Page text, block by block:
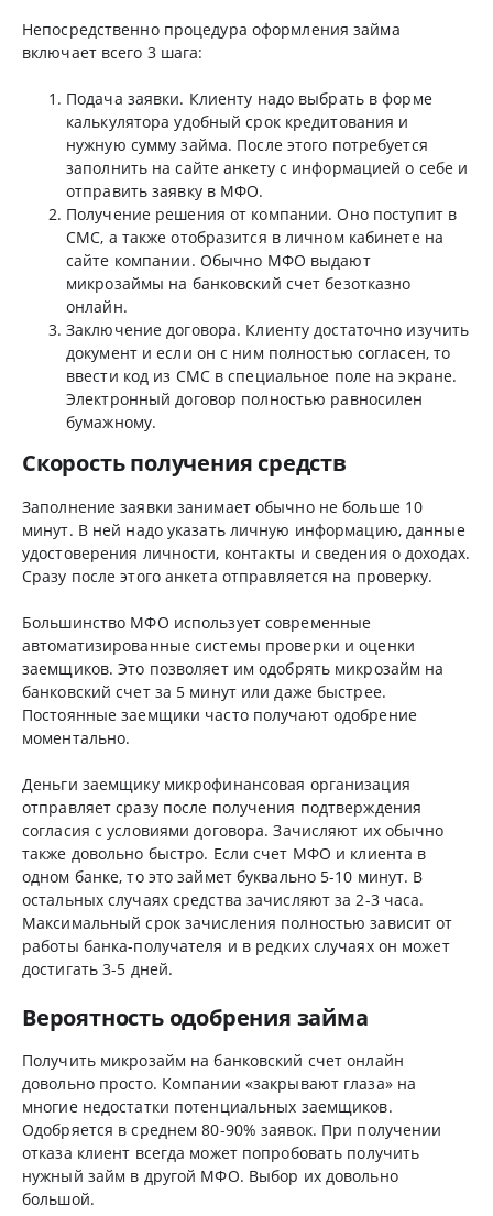
Непосредственно процедура оформления займа
включает всего 3 шага:
Подача заявки. Клиенту надо выбрать в форме
калькулятора удобный срок кредитования и
нужную сумму займа. После этого потребуется
заполнить на сайте анкету с информацией о себе и
отправить заявку в МФО.
Получение решения от компании. Оно поступит в
СМС, а также отобразится в личном кабинете на
сайте компании. Обычно МФО выдают
микрозаймы на банковский счет безотказно
онлайн.
Заключение договора. Клиенту достаточно изучить
документ и если он с ним полностью согласен, то
ввести код из СМС в специальное поле на экране.
Электронный договор полностью равносилен
бумажному.
Скорость получения средств
Заполнение заявки занимает обычно не больше 10
минут. В ней надо указать личную информацию, данные
удостоверения личности, контакты и сведения о доходах.
Сразу после этого анкета отправляется на проверку.
Большинство МФО использует современные
автоматизированные системы проверки и оценки
заемщиков. Это позволяет им одобрять микрозайм на
банковский счет за 5 минут или даже быстрее.
Постоянные заемщики часто получают одобрение
моментально.
Деньги заемщику микрофинансовая организация
отправляет сразу после получения подтверждения
согласия с условиями договора. Зачисляют их обычно
также довольно быстро. Если счет МФО и клиента в
одном банке, то это займет буквально 5-10 минут. В
остальных случаях средства зачисляют за 2-3 часа.
Максимальный срок зачисления полностью зависит от
работы банка-получателя и в редких случаях он может
достигать 3-5 дней.
Вероятность одобрения займа
Получить микрозайм на банковский счет онлайн
довольно просто. Компании «закрывают глаза» на
многие недостатки потенциальных заемщиков.
Одобряется в среднем 80-90% заявок. При получении
отказа клиент всегда может попробовать получить
нужный займ в другой МФО. Выбор их довольно
большой.